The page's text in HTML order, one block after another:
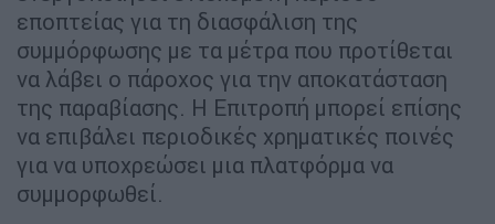
εποπτείας για τη διασφάλιση της
συμμόρφωσης με τα μέτρα που προτίθεται
να λάβει ο πάροχος για την αποκατάσταση
της παραβίασης. Η Επιτροπή μπορεί επίσης
να επιβάλει περιοδικές χρηματικές ποινές
για να υποχρεώσει μια πλατφόρμα να
συμμορφωθεί.